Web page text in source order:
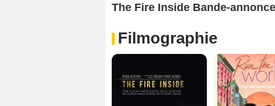
The Fire Inside Bande-
Filmographie